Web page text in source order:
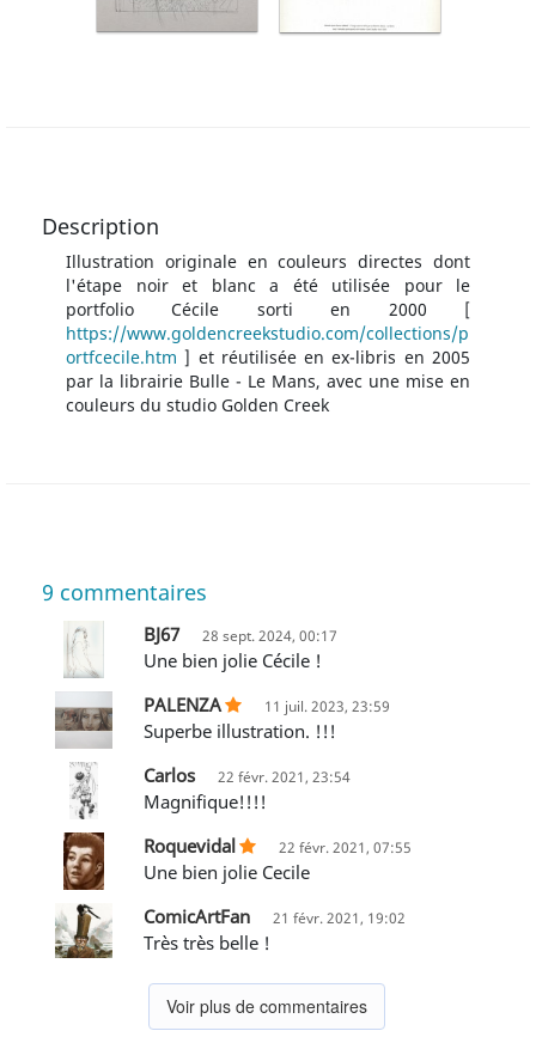
Description
Illustration originale en couleurs directes dont
l'étape noir et blanc a été utilisée pour le
portfolio Cécile sorti en 2000 [
https://www.goldencreekstudio.com/collections/p
ortfcecile.htm ] et réutilisée en ex-libris en 2005
par la librairie Bulle - Le Mans, avec une mise en
couleurs du studio Golden Creek
9 commentaires
BJ67 28 sept. 2024, 00:17
Une bien jolie Cécile !
PALENZA
11 juil. 2023, 23:59
Superbe illustration. !!!
Carlos
22 févr. 2021, 23:54
Magnifique!!!!
Roquevidal
22 févr. 2021, 07:55
Une bien jolie Cecile
ComicArtFan
21 févr. 2021, 19:02
Très très belle !
Voir plus de commentaires